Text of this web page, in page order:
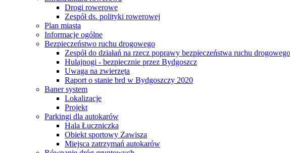
Drogi rowerowe
Zespół ds. polityki rowerowej
Plan miasta
Informacje ogólne
Bezpieczeństwo ruchu drogowego
Zespół do działań na rzecz poprawy bezpieczeństwa ruchu
Hulajnogi - bezpiecznie przez Bydgoszcz
Uwaga na zwierzęta
Raport o stanie brd w Bydgoszczy 2020
Baner system
Lokalizacje
Projekt
Parkingi dla autokarów
Hala Łuczniczka
Obiekt sportowy Zawisza
Miejsca zatrzymań autokarów